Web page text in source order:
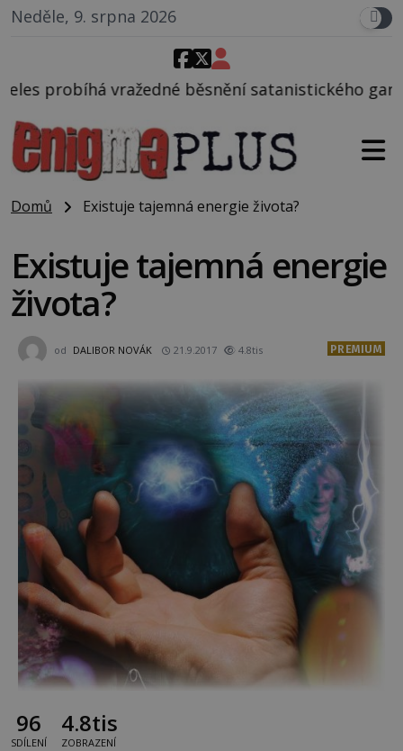
Neděle, 9. srpna 2026
satanistického gangu vedeného
Domů Existuje tajemná energie života?
Existuje tajemná energie
života?
od DALIBOR NOVÁK 21.9.2017 4.8tis PREMIUM
96
SDÍLENÍ
4.8tis
ZOBRAZENÍ